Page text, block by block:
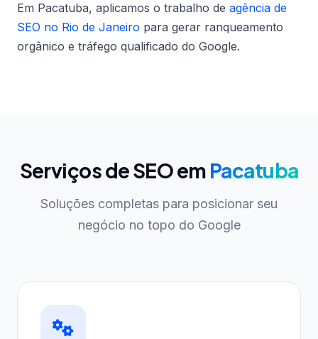
Em Pacatuba, aplicamos o trabalho de agência de
SEO no Rio de Janeiro para gerar ranqueamento
orgânico e tráfego qualificado do Google.
Serviços de SEO em Pacatuba
Soluções completas para posicionar seu
negócio no topo do Google